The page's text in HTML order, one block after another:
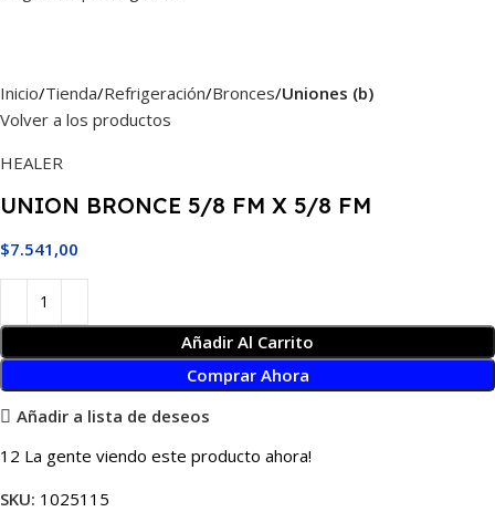
Inicio Tienda Refrigeración Bronces Uniones (b)
Volver a los productos
HEALER
UNION BRONCE 5/8 FM X 5/8 FM
$7.541,00
Añadir Al Carrito
Comprar Ahora
Añadir a lista de deseos
12 La gente viendo este producto ahora!
SKU: 1025115